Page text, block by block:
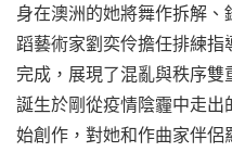
身在澳洲的她將舞作拆解
蹈藝術家劉奕伶擔任排練
完成，展現了混亂與秩序雙
誕生於剛從疫情陰霾中走
始創作，對她和作曲家伴